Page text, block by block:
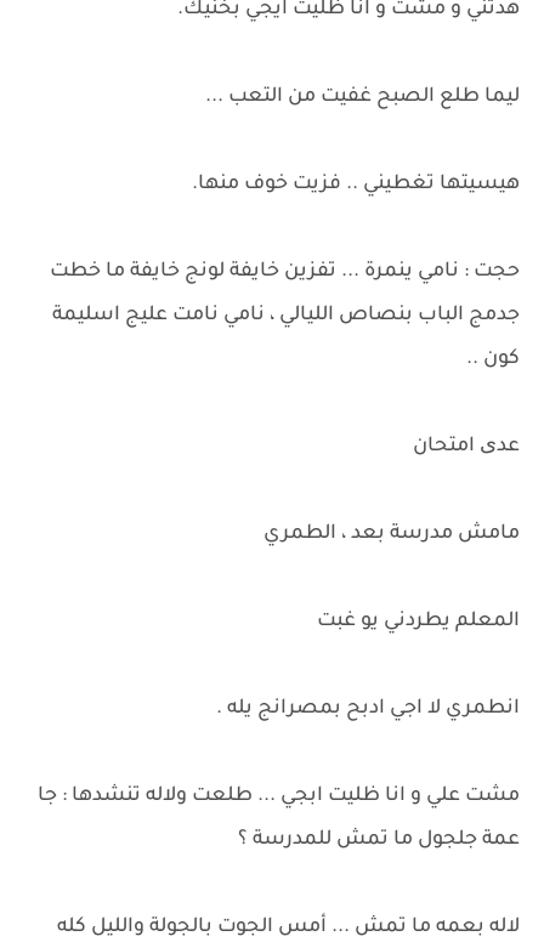
هدتني و مشت و انا ظليت ايجي بخنيك.
ليما طلع الصبح غفيت من التعب ...
هيسيتها تغطيني .. فزيت خوف منها.
حجت : نامي ينمرة ... تفزين خايفة لونج خايفة ما خطت
جدمج الباب بنصاص الليالي ، نامي نامت عليج اسليمة
كون ..
عدی امتحان
مامش مدرسة بعد ، الطمري
المعلم يطردني يو غبت
انطمري لا اجي ادبح بمصرانج يله .
مشت علي و انا ظليت ابجي ... طلعت ولاله تنشدها : جا
عمة جلجول ما تمش للمدرسة ؟
لاله بعمه ما تمش ... أمس الجوت بالجولة والليل كله